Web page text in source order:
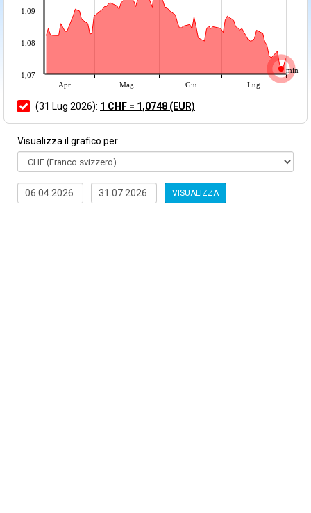
min
Apr
Mag Giu Lug
1,07
1,08
1,09
(31 Lug 2026): 1 CHF = 1,0748 (EUR)
Visualizza il grafico per
VISUALIZZA